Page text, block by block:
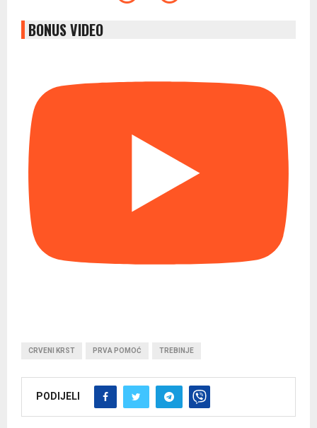
BONUS VIDEO
CRVENI KRST PRVA POMOĆ TREBINJE
PODIJELI